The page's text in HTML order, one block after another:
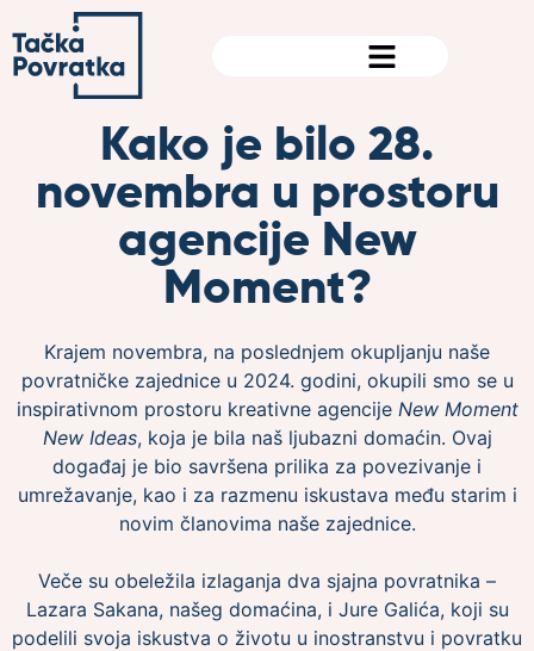
Kako je bilo 28.
novembra u prostoru
agencije New
Moment?
Krajem novembra, na poslednjem okupljanju naše
povratničke zajednice u 2024. godini, okupili smo se u
inspirativnom prostoru kreativne agencije New Moment
New Ideas, koja je bila naš ljubazni domaćin. Ovaj
događaj je bio savršena prilika za povezivanje i
umrežavanje, kao i za razmenu iskustava među starim i
novim članovima naše zajednice.
Veče su obeležila izlaganja dva sjajna povratnika –
Lazara Sakana, našeg domaćina, i Jure Galića, koji su
podelili svoja iskustva o životu u inostranstvu i povratku